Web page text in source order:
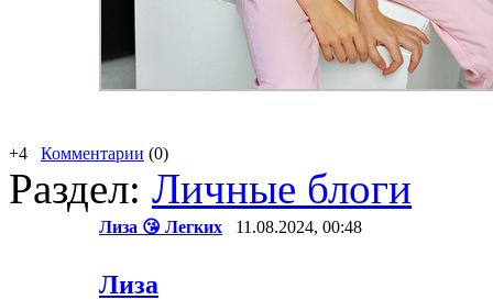
+4 Комментарии (0)
Раздел: Личные блоги
Лиза 😘 Легких 11.08.2024, 00:48
Лиза